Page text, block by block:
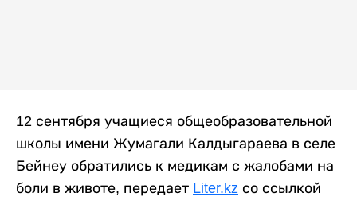
12 сентября учащиеся общеобразовательной
школы имени Жумагали Калдыгараева в селе
Бейнеу обратились к медикам с жалобами на
боли в животе, передает Liter.kz со ссылкой